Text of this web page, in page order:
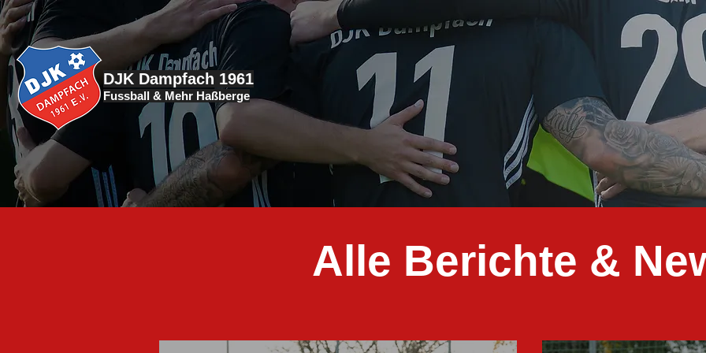
DJK Dampfach 1961
Fussball & Mehr Haßberge
Alle Berichte &